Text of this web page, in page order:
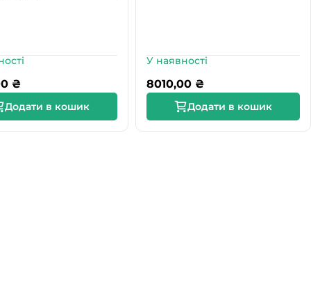
₴
Додати в кошик
У наявності
8010,00 ₴
Додати в кошик